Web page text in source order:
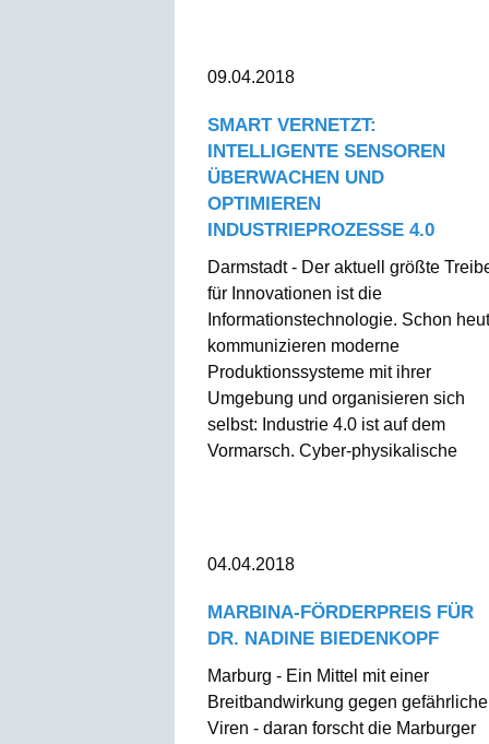
09.04.2018
SMART VERNETZT:
INTELLIGENTE SENSOREN
ÜBERWACHEN UND
OPTIMIEREN
INDUSTRIEPROZESSE 4.0
Darmstadt - Der aktuell größte
für Innovationen ist die
Informationstechnologie. Schon
kommunizieren moderne
Produktionssysteme mit ihrer
Umgebung und organisieren sich
selbst: Industrie 4.0 ist auf dem
Vormarsch. Cyber-physikalische
04.04.2018
MARBINA-FÖRDERPREIS FÜR
DR. NADINE BIEDENKOPF
Marburg - Ein Mittel mit einer
Breitbandwirkung gegen gefährliche
Viren - daran forscht die Marburger